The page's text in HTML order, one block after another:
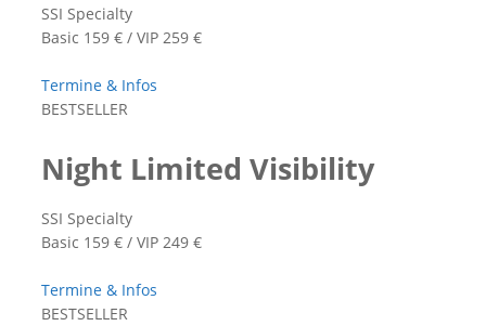
SSI Specialty
Basic 159 € / VIP 259 €
Termine & Infos
BESTSELLER
Night Limited Visibility
SSI Specialty
Basic 159 € / VIP 249 €
Termine & Infos
BESTSELLER